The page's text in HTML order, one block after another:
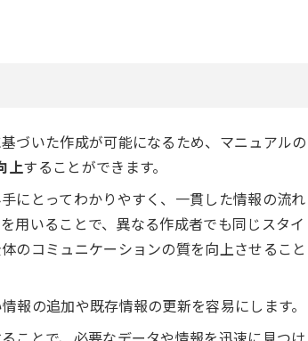
づいた作成が可能になるため、マニュアルの
上することができます。
にとってわかりやすく、一貫した情報の流れ
用いることで、異なる作成者でも同じスタイ
のコミュニケーションの質を向上させること
報の追加や既存情報の更新を容易にします。